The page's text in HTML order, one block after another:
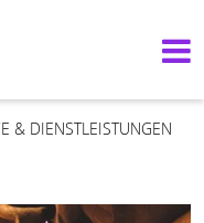
& DIENSTLEISTUNGEN